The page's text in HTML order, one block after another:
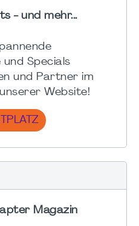
- und mehr...
Specials
und Partner im
Website!
Magazin